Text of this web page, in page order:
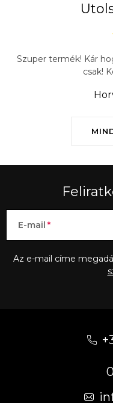
Szuper termék! Kár
csak!
E-mail
Az e-mail címe